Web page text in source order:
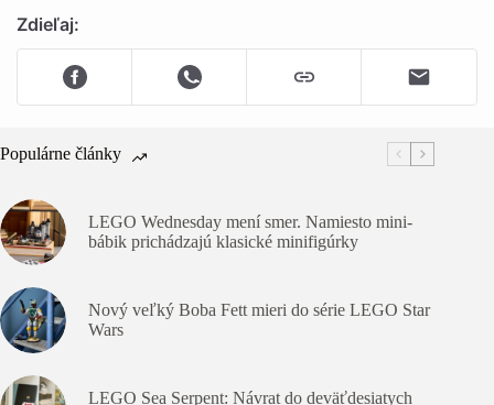
Zdieľaj:
Populárne články
LEGO Wednesday mení smer. Namiesto mini-
bábik prichádzajú klasické minifigúrky
Nový veľký Boba Fett mieri do série LEGO Star
Wars
LEGO Sea Serpent: Návrat do deväťdesiatych